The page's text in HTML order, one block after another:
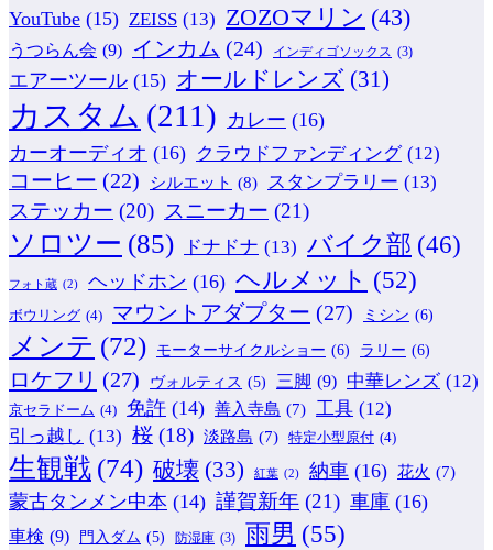
YouTube (15) ZEISS (13) ZOZOマリン (43)
うつらん会 (9) インカム (24) インディゴソックス (3)
エアーツール (15) オールドレンズ (31)
カスタム (211) カレー (16)
カーオーディオ (16) クラウドファンディング (12)
コーヒー (22) シルエット (8) スタンプラリー (13)
ステッカー (20) スニーカー (21)
ソロツー (85) ドナドナ (13) バイク部 (46)
フォト蔵 (2) ヘッドホン (16) ヘルメット (52)
ボウリング (4) マウントアダプター (27) ミシン (6)
メンテ (72) モーターサイクルショー (6) ラリー (6)
ロケフリ (27) ヴォルティス (5) 三脚 (9) 中華レンズ (12)
京セラドーム (4) 免許 (14) 善入寺島 (7) 工具 (12)
引っ越し (13) 桜 (18) 淡路島 (7) 特定小型原付 (4)
生観戦 (74) 破壊 (33) 紅葉 (2) 納車 (16) 花火 (7)
蒙古タンメン中本 (14) 謹賀新年 (21) 車庫 (16)
車検 (9) 門入ダム (5) 防湿庫 (3) 雨男 (55)